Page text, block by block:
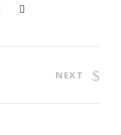
NEXT